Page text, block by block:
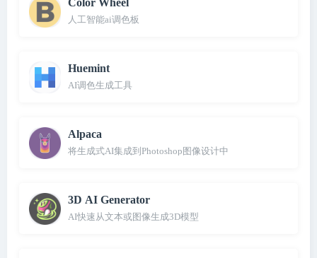
人工智能ai调色板
Huemint
AI调色生成工具
Alpaca
将生成式AI集成到Photoshop图像设计中
3D AI Generator
AI快速从文本或图像生成3D模型